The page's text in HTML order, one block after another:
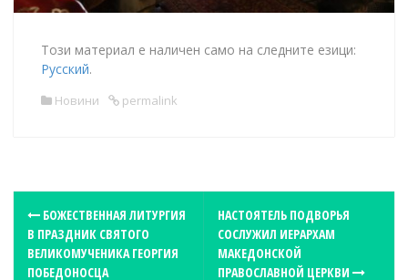
Този материал е наличен само на следните езици:
Русский.
Новини permalink
БОЖЕСТВЕННАЯ ЛИТУРГИЯ
В ПРАЗДНИК СВЯТОГО
ВЕЛИКОМУЧЕНИКА ГЕОРГИЯ
ПОБЕДОНОСЦА
НАСТОЯТЕЛЬ ПОДВОРЬЯ
СОСЛУЖИЛ ИЕРАРХАМ
МАКЕДОНСКОЙ
ПРАВОСЛАВНОЙ ЦЕРКВИ